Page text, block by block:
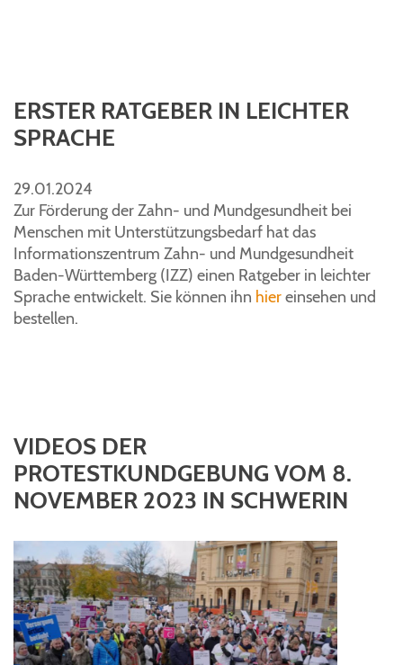
ERSTER RATGEBER IN LEICHTER
SPRACHE
29.01.2024
Zur Förderung der Zahn- und Mundgesundheit bei
Menschen mit Unterstützungsbedarf hat das
Informationszentrum Zahn- und Mundgesundheit
Baden-Württemberg (IZZ) einen Ratgeber in leichter
Sprache entwickelt. Sie können ihn hiereinsehen und
bestellen.
VIDEOS DER
PROTESTKUNDGEBUNG VOM 8.
NOVEMBER 2023 IN SCHWERIN